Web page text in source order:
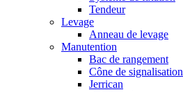
Tendeur
Levage
Anneau de levage
Manutention
Bac de rangement
Cône de signalisation
Jerrican